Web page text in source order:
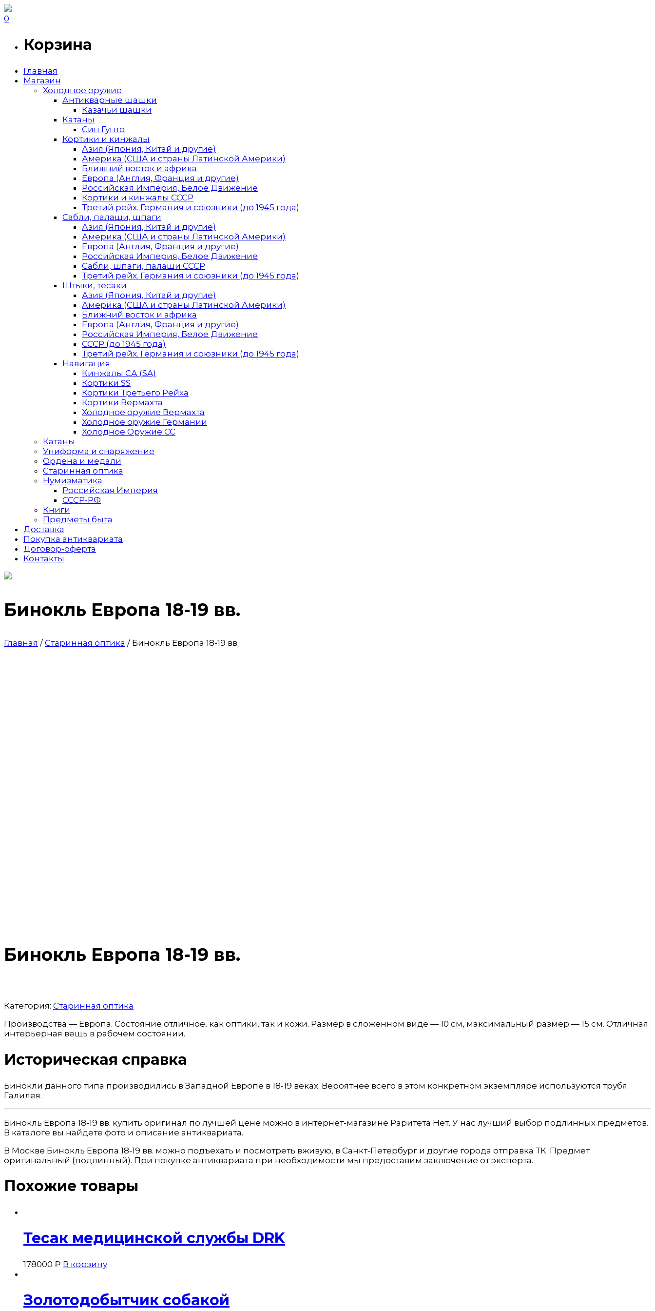
0
Корзина
Главная
Магазин
Холодное оружие
Антикварные шашки
Казачьи шашки
Катаны
Син Гунто
Кортики и кинжалы
Азия (Япония, Китай и другие)
Америка (США и страны Латинской Америки)
Ближний восток и африка
Европа (Англия, Франция и другие)
Российская Империя, Белое Движение
Кортики и кинжалы СССР
Третий рейх. Германия и союзники (до 1945 года)
Сабли, палаши, шпаги
Азия (Япония, Китай и другие)
Америка (США и страны Латинской Америки)
Европа (Англия, Франция и другие)
Российская Империя, Белое Движение
Сабли, шпаги, палаши СССР
Третий рейх. Германия и союзники (до 1945 года)
Штыки, тесаки
Азия (Япония, Китай и другие)
Америка (США и страны Латинской Америки)
Ближний восток и африка
Европа (Англия, Франция и другие)
Российская Империя, Белое Движение
СССР (до 1945 года)
Третий рейх. Германия и союзники (до 1945 года)
Навигация
Кинжалы СА (SA)
Кортики SS
Кортики Третьего Рейха
Кортики Вермахта
Холодное оружие Вермахта
Холодное оружие Германии
Холодное Оружие СС
Катаны
Униформа и снаряжение
Ордена и медали
Старинная оптика
Нумизматика
Российская Империя
СССР-РФ
Книги
Предметы быта
Доставка
Покупка антиквариата
Договор-оферта
Контакты
Бинокль Европа 18-19 вв.
Главная /Старинная оптика / Бинокль Европа 18-19 вв.
Бинокль Европа 18-19 вв.
Категория: Старинная оптика
Производства — Европа. Состояние отличное, как оптики, так и кожи. Размер в сложенном виде — 10 см, максимальный размер — 15 см. Отличная
интерьерная вещь в рабочем состоянии.
Историческая справка
Бинокли данного типа производились в Западной Европе в 18-19 веках. Вероятнее всего в этом конкретном экземпляре используются трубя
Галилея.
Бинокль Европа 18-19 вв. купить оригинал по лучшей цене можно в интернет-магазине Раритета Нет. У нас лучший выбор подлинных предметов.
В каталоге вы найдете фото и описание антиквариата.
В Москве Бинокль Европа 18-19 вв. можно подъехать и посмотреть вживую, в Санкт-Петербург и другие города отправка ТК. Предмет
оригинальный (подлинный). При покупке антиквариата при необходимости мы предоставим заключение от эксперта.
Похожие товары
Тесак медицинской службы DRK
178000 ₽ В корзину
Золотодобытчик собакой